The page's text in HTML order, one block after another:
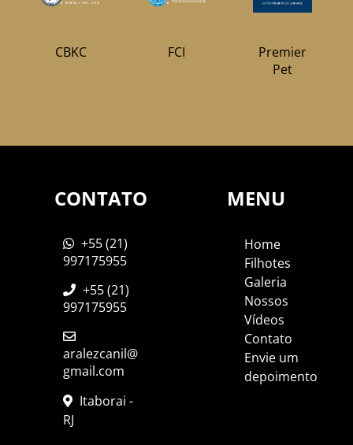
CBKC FCI
Premier
Pet
CONTATO
+55 (21)
997175955
+55 (21)
997175955
aralezcanil@
gmail.com
Itaborai -
RJ
MENU
Home
Filhotes
Galeria
Nossos
Vídeos
Contato
Envie um
depoimento